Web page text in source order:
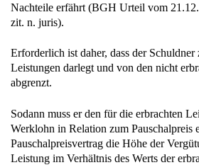
Nachteile erfährt (BGH Urteil vom
zit. n. juris).
Erforderlich ist daher, dass der Schuldner
Leistungen darlegt und von den nicht
abgrenzt.
Sodann muss er den für die erbrachten
Werklohn in Relation zum Pauschalpreis
Pauschalpreisvertrag die Höhe der
Leistung im Verhältnis des Werts der